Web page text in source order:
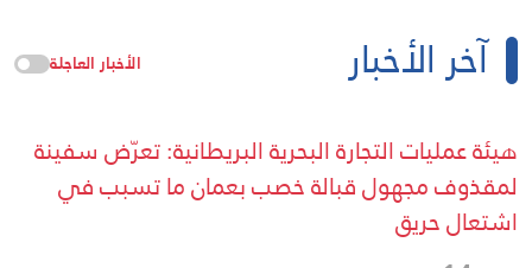
آخر الأخبار الأخبار العاجلة
هيئة عمليات التجارة البحرية البريطانية: تعرّض سفينة
لمقذوف مجهول قبالة خصب بعمان ما تسبب في
اشتعال حريق